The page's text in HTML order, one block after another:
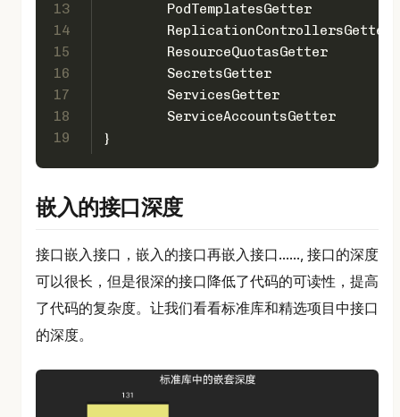
13
14
15
16
17
18
19
	PodTemplatesGetter
	ReplicationControllersGetter
	ResourceQuotasGetter
	SecretsGetter
	ServicesGetter
	ServiceAccountsGetter
}
嵌入的接口深度
接口嵌入接口，嵌入的接口再嵌入接口......, 接口的深度
可以很长，但是很深的接口降低了代码的可读性，提高
了代码的复杂度。让我们看看标准库和精选项目中接口
的深度。